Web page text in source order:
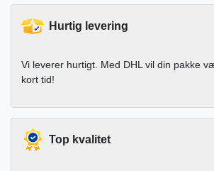
Hurtig levering
Vi leverer hurtigt. Med DHL vil din pakke
kort tid!
Top kvalitet